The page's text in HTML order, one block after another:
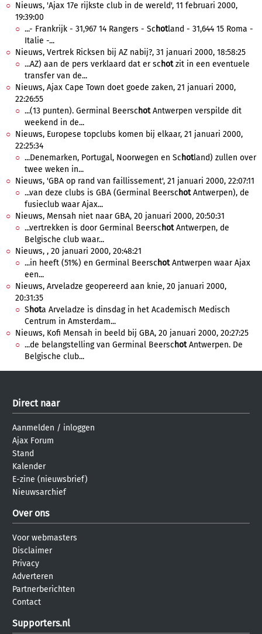
Nieuws, 'Ajax 17e rijkste club in de wereld', 11 februari 2000,
19:39:00
...- Frankrijk - 31,967 14 Rangers - Sc hotland - 31,644 15 Roma -
Italie -...
Nieuws, Vertrek Ricksen bij AZ nabij?, 31 januari 2000, 18:58:25
...AZ) aan de pers verklaard dat er sc hotzit in een eventuele
transfer van de...
Nieuws, Ajax Cape Town doet goede zaken, 21 januari 2000,
22:26:55
...(13 punten). Germinal Beersc hotAntwerpen verspilde dit
weekend in de...
Nieuws, Europese topclubs komen bij elkaar, 21 januari 2000,
22:25:34
...Denemarken, Portugal, Noorwegen en Sc hotland) zullen over
twee weken in...
Nieuws, 'GBA op rand van faillissement', 21 januari 2000, 22:07:11
...van deze clubs is GBA (Germinal Beersc hotAntwerpen), de
fusieclub waar Ajax...
Nieuws, Mensah niet naar GBA, 20 januari 2000, 20:50:31
...vertrekken is door Germinal Beersc hotAntwerpen, de
Belgische club waar...
Nieuws, , 20 januari 2000, 20:48:21
...in heeft (51%) en Germinal Beersc hotAntwerpen waar Ajax
een...
Nieuws, Arveladze geopereerd aan knie, 20 januari 2000,
20:31:35
S hota Arveladze is dinsdag in het Academisch Medisch
Centrum in Amsterdam...
Nieuws, Kofi Mensah in beeld bij GBA, 20 januari 2000, 20:27:25
...de belangstelling van Germinal Beersc hotAntwerpen. De
Belgische club...
Direct naar
Aanmelden / inloggen
Ajax Forum
Stand
Kalender
E-zine (nieuwsbrief)
Nieuwsarchief
Over ons
Voor webmasters
Disclaimer
Privacy
Adverteren
Partnerberichten
Contact
Supporters.nl